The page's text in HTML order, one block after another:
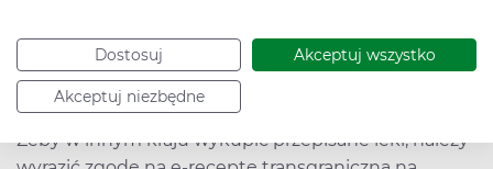
Dostosuj Akceptuj wszystko
Akceptuj niezbędne
wyroby medyczne.
Jak zrealizować receptę online za granicą?
Żeby w innym kraju wykupić przepisane leki, należy